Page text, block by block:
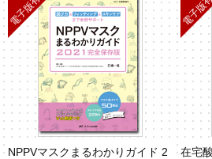
NPPVマスクまるわかりガイド 2
在宅